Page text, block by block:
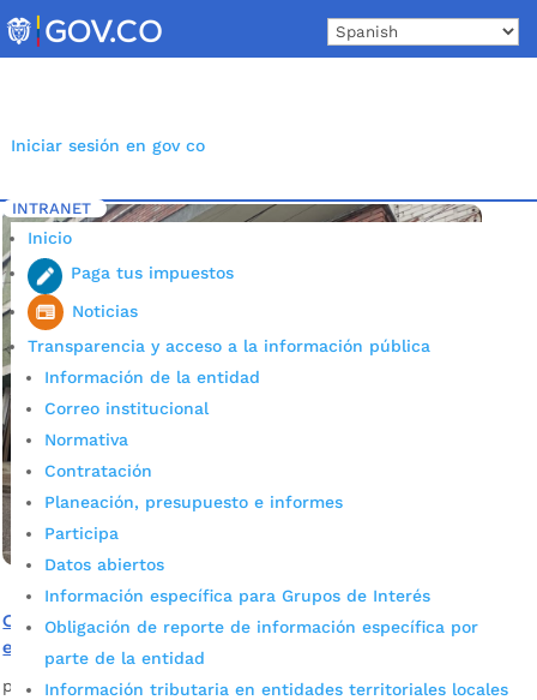
to
content
Iniciar sesión en gov co
INTRANET
Inicio
Paga tus impuestos
Noticias
Transparencia y acceso a la información pública
Información de la entidad
Correo institucional
Normativa
Contratación
Planeación, presupuesto e informes
Participa
Datos abiertos
Información específica para Grupos de Interés
Obligación de reporte de información específica por
parte de la entidad
Información tributaria en entidades territoriales locales
Inicio 5 Etiqueta: Extinción de dominio
Golpe a las finanzas criminales: van 10 inmuebles con
extinción de dominio en Bucaramanga
por Daniel Leonardo Quintero Duarte|Ago 24, 2022|